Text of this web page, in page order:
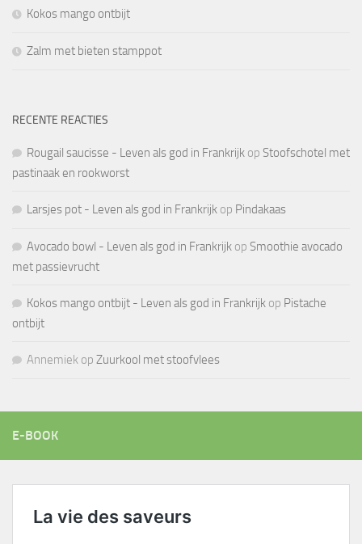
Kokos mango ontbijt
Zalm met bieten stamppot
RECENTE REACTIES
Rougail saucisse - Leven als god in Frankrijk op Stoofschotel met
pastinaak en rookworst
Larsjes pot - Leven als god in Frankrijk op Pindakaas
Avocado bowl - Leven als god in Frankrijk op Smoothie avocado
met passievrucht
Kokos mango ontbijt - Leven als god in Frankrijk op Pistache
ontbijt
Annemiek op Zuurkool met stoofvlees
E-BOOK